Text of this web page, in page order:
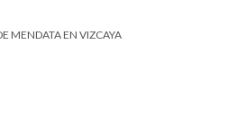
MENDATA EN VIZCAYA